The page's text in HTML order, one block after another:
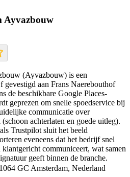
Ayvazbouw
(Ayvazbouw) is een
gevestigd aan Frans Naerebouthof
de beschikbare Google Places-
geprezen om snelle spoedservice bij
communicatie over
achterlaten en goede uitleg).
Trustpilot sluit het beeld
eveneens dat het bedrijf snel
communiceert, wat samen
geeft binnen de branche.
GC Amsterdam, Nederland